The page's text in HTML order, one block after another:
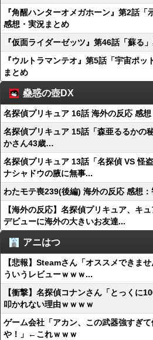
『角醒ハンターオメガホーン』第2話「
感想・実況まとめ
『仮面ライダーゼッツ』第46話「蘇る
『ウルトラマンテオ』第5話「宇宙ポ
まとめ
蠱惑の壺DX
名探偵プリキュア 16話 海外の反応 感想
名探偵プリキュア 15話「森亜るるかの
かさん43歳…
名探偵プリキュア 13話「名探偵 VS 怪
ナシャドウの腋に無事...
わたモテ喪239(後編) 海外の反応 感想：
【海外の反応】名探偵プリキュア、キ
デビューに海外の大きいお友達...
アニはつ
【悲報】Steamさん「オススメできま
ういうレビューｗｗｗ...
【衝撃】名探偵コナンさん「とっくに
叩かれない理由ｗｗｗｗ
ゲーム会社「アカン、この武器強すぎ
や！」←これｗｗｗ